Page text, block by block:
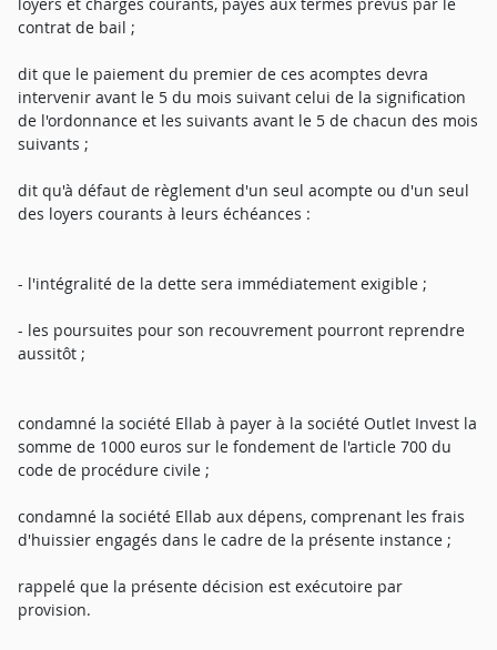
contrat de bail ;
dit que le paiement du premier de ces acomptes devra
intervenir avant le 5 du mois suivant celui de la signification
de l'ordonnance et les suivants avant le 5 de chacun des mois
suivants ;
dit qu'à défaut de règlement d'un seul acompte ou d'un seul
des loyers courants à leurs échéances :
- l'intégralité de la dette sera immédiatement exigible ;
- les poursuites pour son recouvrement pourront reprendre
aussitôt ;
condamné la société Ellab à payer à la société Outlet Invest la
somme de 1000 euros sur le fondement de l'article 700 du
code de procédure civile ;
condamné la société Ellab aux dépens, comprenant les frais
d'huissier engagés dans le cadre de la présente instance ;
rappelé que la présente décision est exécutoire par
provision.